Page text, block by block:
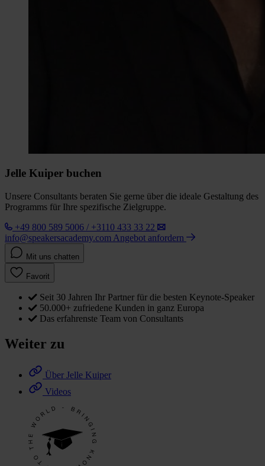
Jelle Kuiper buchen
Unsere Consultants beraten Sie gerne über die ideale Gestaltung des
Programms für Ihre spezifische Zielgruppe.
+49 800 589 5006 / +3110 433 33 22
info@speakersacademy.com Angebot anfordern
Mit uns chatten
Favorit
Seit 30 Jahren Ihr Partner für die besten Keynote-Speaker
50.000+ zufriedene Kunden in ganz Europa
Das erfahrenste Team von Consultants
Weiter zu
Über Jelle Kuiper
Videos